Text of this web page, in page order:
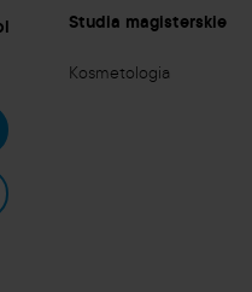
Studia magisterskie
Kosmetologia